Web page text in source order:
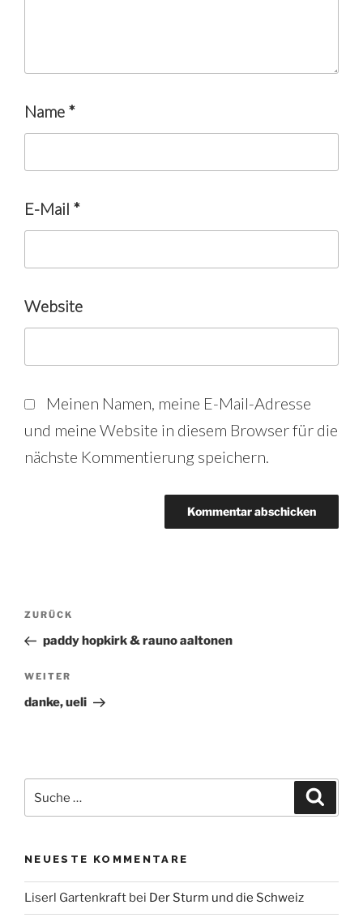
Name *
E-Mail *
Website
Meinen Namen, meine E-Mail-Adresse
und meine Website in diesem Browser für die
nächste Kommentierung speichern.
Beitrags-
Navigation
Vorheriger
Beitrag
ZURÜCK
paddy hopkirk & rauno aaltonen
Nächster
Beitrag
WEITER
danke, ueli
nach:
NEUESTE KOMMENTARE
Liserl Gartenkraft bei Der Sturm und die Schweiz